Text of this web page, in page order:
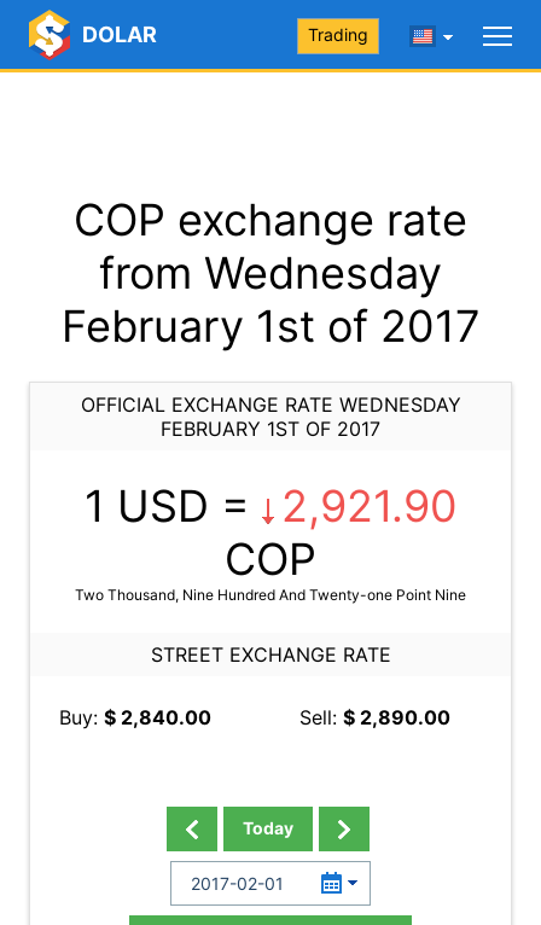
DOLAR Trading
COP exchange rate
from Wednesday
February 1st of 2017
OFFICIAL EXCHANGE RATE WEDNESDAY
FEBRUARY 1ST OF 2017
1 USD =
2,921.90
COP
Two Thousand, Nine Hundred And Twenty-one Point Nine
STREET EXCHANGE RATE
Buy: $ 2,840.00 Sell: $ 2,890.00
Today